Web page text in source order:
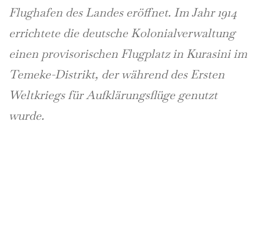
Flughafen des Landes eröffnet. Im Jahr 1914
errichtete die deutsche Kolonialverwaltung
einen provisorischen Flugplatz in Kurasini im
Temeke-Distrikt, der während des Ersten
Weltkriegs für Aufklärungsflüge genutzt
wurde.